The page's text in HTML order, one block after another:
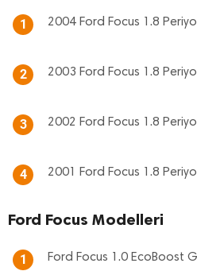
1 2004 Ford Focus 1.8
2 2003 Ford Focus 1.8
3 2002 Ford Focus 1.8
4 2001 Ford Focus 1.8
Ford Focus Modelleri
1 Ford Focus 1.0 EcoBoost